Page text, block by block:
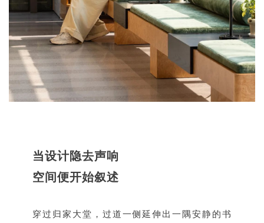
当设计隐去声响
空间便开始叙述
穿过归家大堂，过道一侧延伸出一隅安静的书